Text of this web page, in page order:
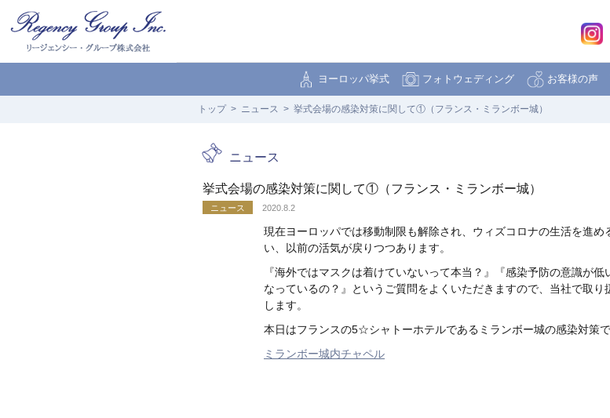
ヨーロッパ挙式 フォトウェディング お客様の声
トップ ニュース 挙式会場の感染対策に関して①（フランス・ミランボー城）
ニュース
挙式会場の感染対策に関して①（フランス・ミランボー城）
ニュース 2020.8.2
現在ヨーロッパでは移動制限も解除され、ウィズコロナの生活を進
い、以前の活気が戻りつつあります。
『海外ではマスクは着けていないって本当？』『感染予防の意識が
なっているの？』というご質問をよくいただきますので、当社で取
します。
本日はフランスの5☆シャトーホテルであるミランボー城の感染対策で
ミランボー城内チャペル